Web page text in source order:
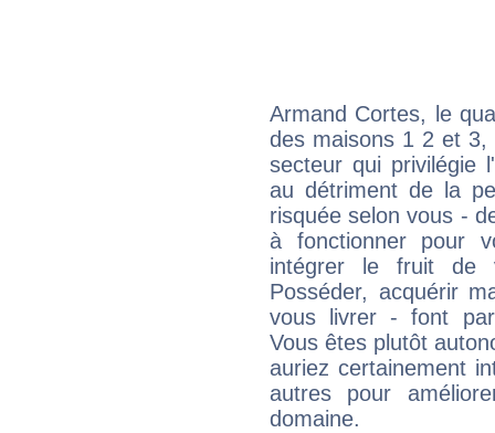
Armand Cortes, le
des maisons 1 2 et
secteur qui privilégie
au détriment de la
risquée selon vous -
à fonctionner pour
intégrer le fruit de
Posséder, acquérir
vous livrer - font
Vous êtes plutôt
auriez certainement
autres pour
domaine.